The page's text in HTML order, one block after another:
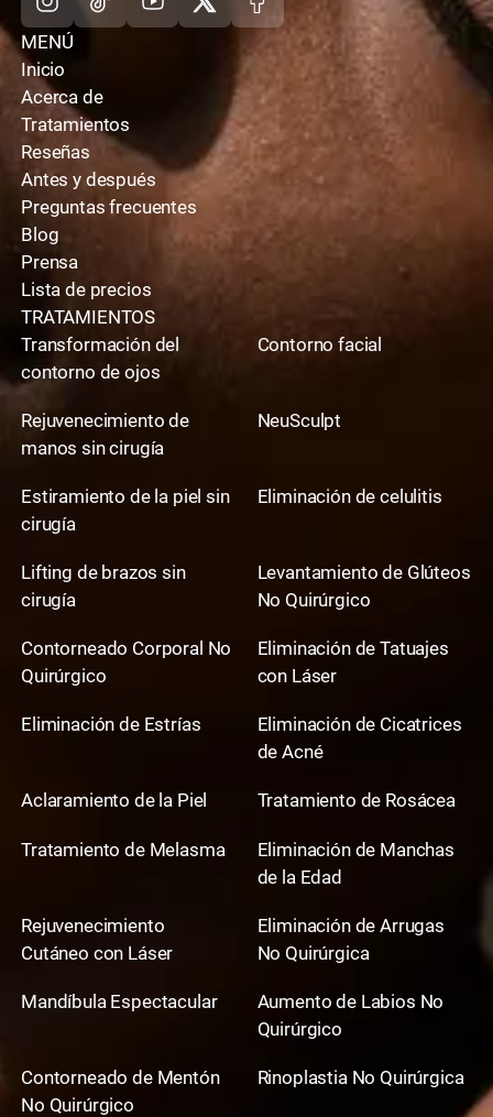
MENÚ
Inicio
Acerca de
Tratamientos
Reseñas
Antes y después
Preguntas frecuentes
Blog
Prensa
Lista de precios
TRATAMIENTOS
Transformación del
contorno de ojos
Contorno facial
Rejuvenecimiento de
manos sin cirugía
NeuSculpt
Estiramiento de la piel sin
cirugía
Eliminación de celulitis
Lifting de brazos sin
cirugía
Levantamiento de Glúteos
No Quirúrgico
Contorneado Corporal No
Quirúrgico
Eliminación de Tatuajes
con Láser
Eliminación de Estrías
Eliminación de Cicatrices
de Acné
Aclaramiento de la Piel Tratamiento de Rosácea
Tratamiento de Melasma
Eliminación de Manchas
de la Edad
Rejuvenecimiento
Cutáneo con Láser
Eliminación de Arrugas
No Quirúrgica
Mandíbula Espectacular
Aumento de Labios No
Quirúrgico
Contorneado de Mentón
No Quirúrgico
Rinoplastia No Quirúrgica